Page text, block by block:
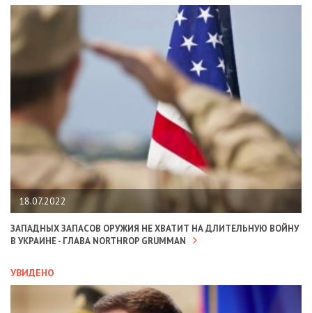
18.07.2022
ЗАПАДНЫХ ЗАПАСОВ ОРУЖИЯ НЕ ХВАТИТ НА ДЛИТЕЛЬНУЮ ВОЙНУ
В УКРАИНЕ - ГЛАВА NORTHROP GRUMMAN
УВИДЕНО